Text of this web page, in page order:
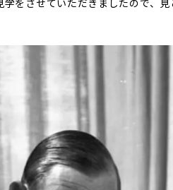
をさせていただきましたので、